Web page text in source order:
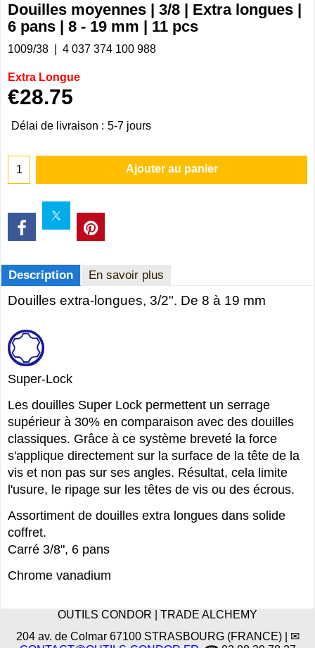
Douilles moyennes | 3/8 | Extra longues |
6 pans | 8 - 19 mm | 11 pcs
1009/38 4 037 374 100 988
Extra Longue
€28.75
Délai de livraison : 5-7 jours
Ajouter au panier
Description En savoir plus
Douilles extra-longues, 3/2". De 8 à 19 mm
Super-Lock
Les douilles Super Lock permettent un serrage
supérieur à 30% en comparaison avec des douilles
classiques. Grâce à ce système breveté la force
s'applique directement sur la surface de la tête de la
vis et non pas sur ses angles. Résultat, cela limite
l'usure, le ripage sur les têtes de vis ou des écrous.
Assortiment de douilles extra longues dans solide
coffret.
Carré 3/8", 6 pans
Chrome vanadium
OUTILS CONDOR | TRADE ALCHEMY
204 av. de Colmar 67100 STRASBOURG (FRANCE) | ✉